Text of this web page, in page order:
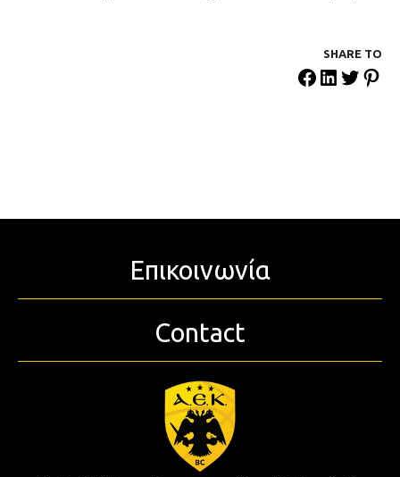
SHARE ΤΟ
Επικοινωνία
Contact